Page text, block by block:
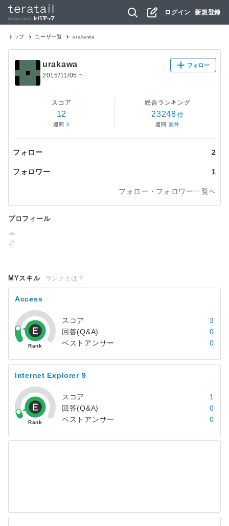
ログイン 新規登録
トップ ユーザ一覧 urakawa
urakawa
2015/11/05 ~
フォロー
スコア
12
週間 0
総合ランキング
23248 位
週間 圏外
フォロー 2
フォロワー 1
フォロー・フォロワー一覧へ
プロフィール
MYスキル ランクとは？
Access
スコア
3
回答(Q&A)
0
ベストアンサー
0
Internet Explorer 9
スコア
1
回答(Q&A)
0
ベストアンサー
0